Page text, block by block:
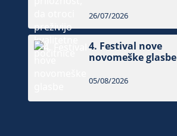
26/07/2026
4. Festival nove
novomeške glasbe
05/08/2026